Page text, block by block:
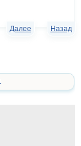
Назад
Далее